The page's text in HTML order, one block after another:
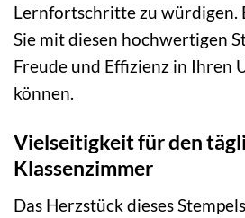
Lernfortschritte zu würdigen.
Sie mit diesen hochwertigen
Freude und Effizienz in Ihren
können.
Vielseitigkeit für den
Klassenzimmer
Das Herzstück dieses